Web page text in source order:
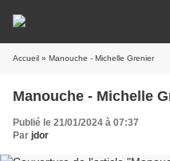
Accueil » Manouche - Michelle Grenier
Manouche - Michelle
Publié le 21/01/2024 à 07:37
Par jdor